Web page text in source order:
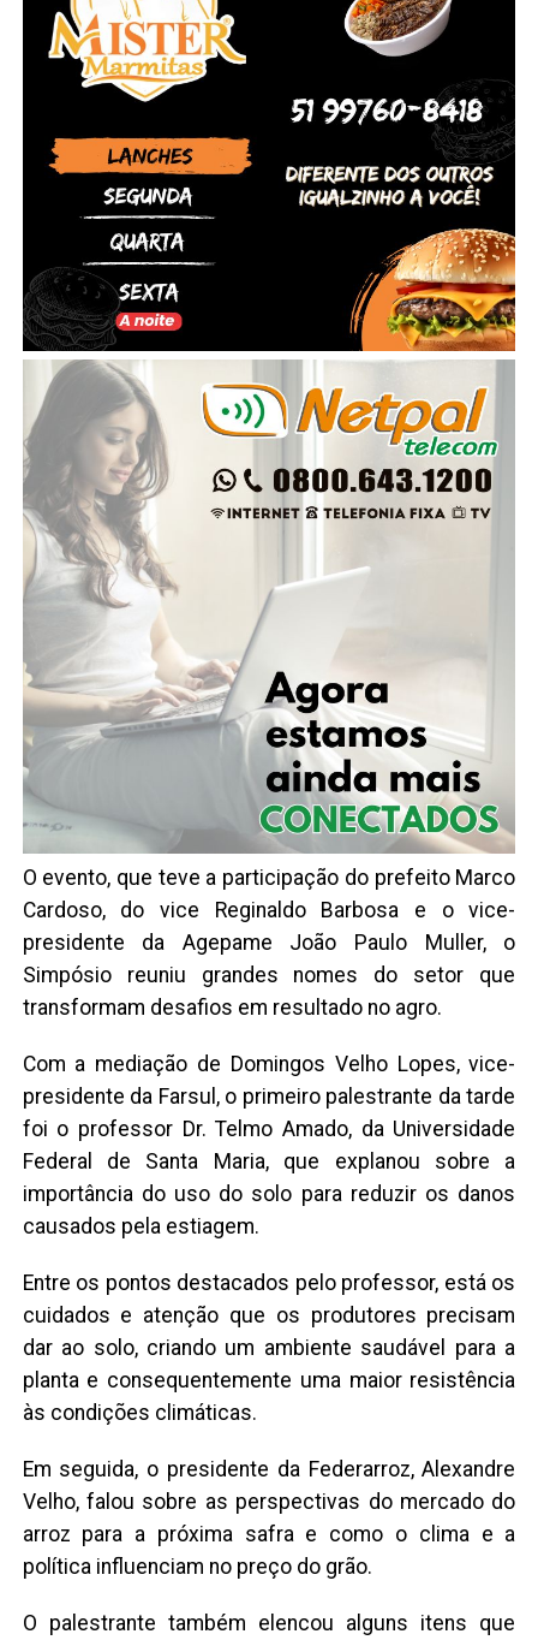
O evento, que teve a participação do prefeito Marco
Cardoso, do vice Reginaldo Barbosa e o vice-
presidente da Agepame João Paulo Muller, o
Simpósio reuniu grandes nomes do setor que
transformam desafios em resultado no agro.
Com a mediação de Domingos Velho Lopes, vice-
presidente da Farsul, o primeiro palestrante da tarde
foi o professor Dr. Telmo Amado, da Universidade
Federal de Santa Maria, que explanou sobre a
importância do uso do solo para reduzir os danos
causados pela estiagem.
Entre os pontos destacados pelo professor, está os
cuidados e atenção que os produtores precisam
dar ao solo, criando um ambiente saudável para a
planta e consequentemente uma maior resistência
às condições climáticas.
Em seguida, o presidente da Federarroz, Alexandre
Velho, falou sobre as perspectivas do mercado do
arroz para a próxima safra e como o clima e a
política influenciam no preço do grão.
O palestrante também elencou alguns itens que